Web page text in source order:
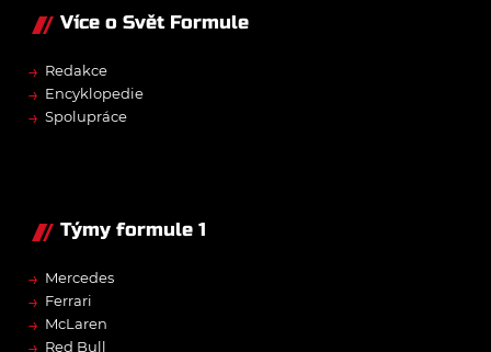
Více o Svět Formule
→ Redakce
→ Encyklopedie
→ Spolupráce
Týmy formule 1
→ Mercedes
→ Ferrari
→ McLaren
Red Bull